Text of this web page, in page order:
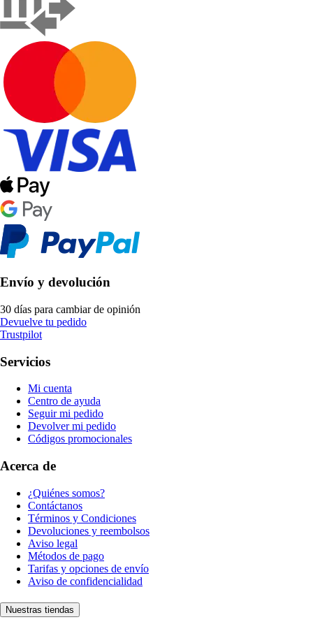
Envío y devolución
30 días para cambiar de opinión
Devuelve tu pedido
Trustpilot
Servicios
Mi cuenta
Centro de ayuda
Seguir mi pedido
Devolver mi pedido
Códigos promocionales
Acerca de
¿Quiénes somos?
Contáctanos
Términos y Condiciones
Devoluciones y reembolsos
Aviso legal
Métodos de pago
Tarifas y opciones de envío
Aviso de confidencialidad
Nuestras tiendas